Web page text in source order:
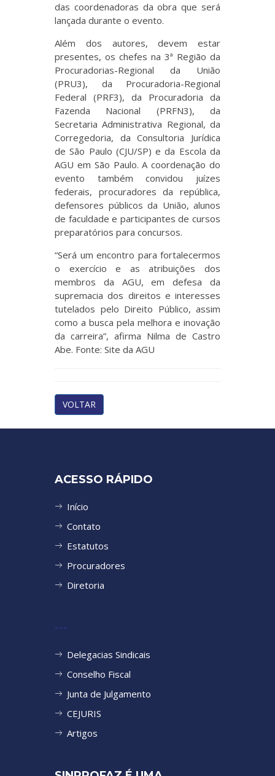
das coordenadoras da obra que será
lançada durante o evento.
Além dos autores, devem estar
presentes, os chefes na 3ª Região da
Procuradorias-Regional da União
(PRU3), da Procuradoria-Regional
Federal (PRF3), da Procuradoria da
Fazenda Nacional (PRFN3), da
Secretaria Administrativa Regional, da
Corregedoria, da Consultoria Jurídica
de São Paulo (CJU/SP) e da Escola da
AGU em São Paulo. A coordenação do
evento também convidou juízes
federais, procuradores da república,
defensores públicos da União, alunos
de faculdade e participantes de cursos
preparatórios para concursos.
“Será um encontro para fortalecermos
o exercício e as atribuições dos
membros da AGU, em defesa da
supremacia dos direitos e interesses
tutelados pelo Direito Público, assim
como a busca pela melhora e inovação
da carreira”, afirma Nilma de Castro
Abe. Fonte: Site da AGU
VOLTAR
ACESSO RÁPIDO
Início
Contato
Estatutos
Procuradores
Diretoria
---
Delegacias Sindicais
Conselho Fiscal
Junta de Julgamento
CEJURIS
Artigos